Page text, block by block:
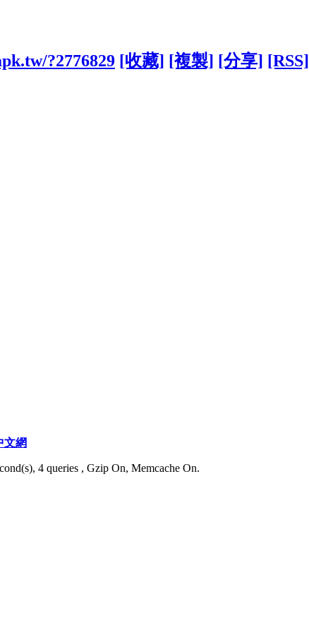
?2776829 [收藏] [複製] [分享] [RSS]
文網
4 queries , Gzip On, Memcache On.